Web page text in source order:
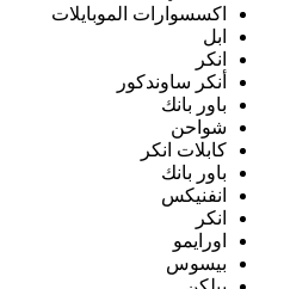
اكسسوارات الموبايلات
ابل
انكر
أنكر ساوندكور
باور بانك
شواحن
كابلات انكر
باور بانك
انفنيكس
انكر
اورايمو
بيسوس